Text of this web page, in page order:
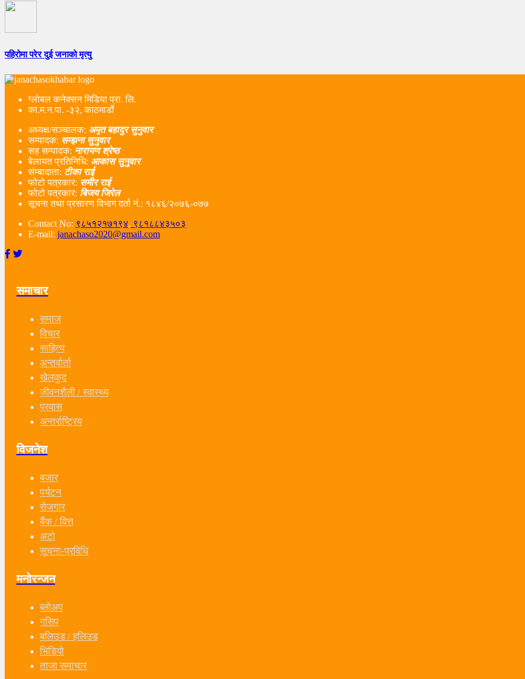
पहिरोमा परेर दुई जनाको मृत्यु
ग्लोबल कनेक्सन मिडिया प्रा. लि.
का.म.न.पा. -३२, काठमाडौं
अध्यक्ष/सञ्चालक: अमृत बहादुर सुनुवार
सम्पादक: सम्झना सुनुवार
सह सम्पादक: नारायण श्रेष्ठ
बेलायत प्रतिनिधि: आकास सुनुवार
संम्बादाता: टीका राई
फोटो पत्रकार: समीर राई
फोटो पत्रकार: बिजय जिरेल
सूचना तथा प्रसारण विभाग दर्ता नं‌.: १८४६/२०७६-०७७
Contact No: ९८५१२१७१९४, ९८१८८४३५०३
E-mail: janachaso2020@gmail.com
समाचार
समाज
विचार
साहित्य
अन्तर्वार्ता
खेलकुद
जीवनशैली / स्वास्थ्य
प्रवास
अन्तर्राष्ट्रिय
विजनेश
बजार
पर्यटन
रोजगार
बैंक / वित्त
अटो
सूचना-प्रविधि
मनोरन्जन
ब्लोअप
गसिप
बलिउड / हलिउड
भिडियो
ताजा समाचार